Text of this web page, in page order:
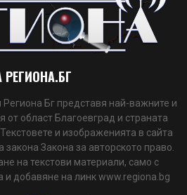
РЕГИОНА.БГ
Бг представя най-важните и
от област Благоевград и страната
и изображенията в сайта
закона Закона за авторското право.
на текстови материали, само с
и добавяне на линк www.regiona.bg